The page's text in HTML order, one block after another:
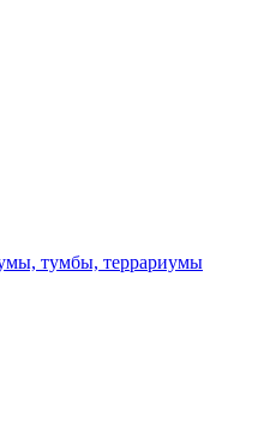
тумбы, террариумы